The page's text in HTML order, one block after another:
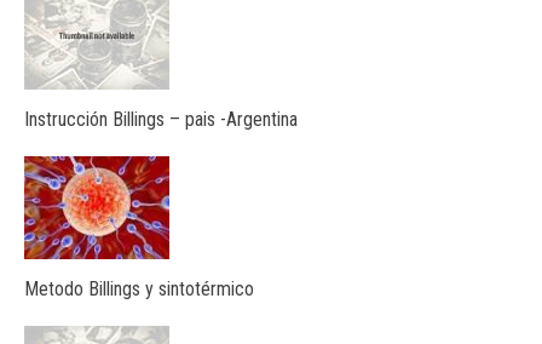
Instrucción Billings – pais -Argentina
Metodo Billings y sintotérmico